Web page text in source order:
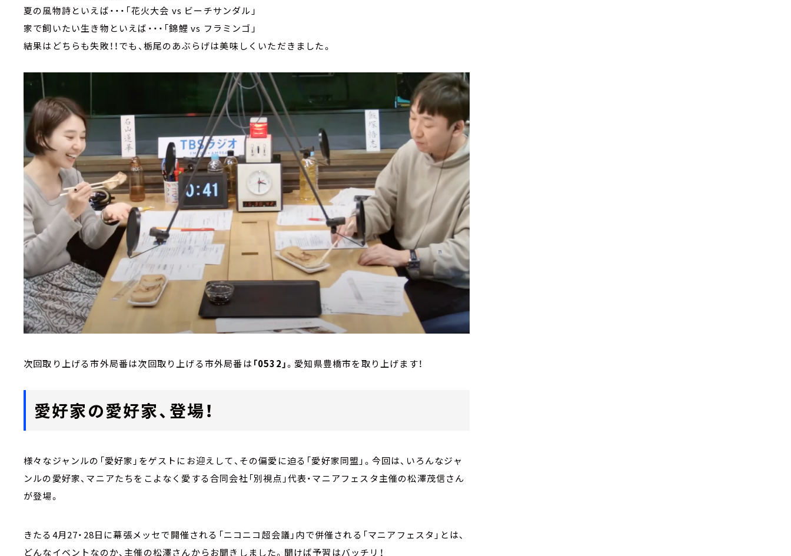
夏の風物詩といえば・・・「花火大会 vs ビーチサンダル」
家で飼いたい生き物といえば・・・「錦鯉 vs フラミンゴ」
結果はどちらも失敗！！でも、栃尾のあぶらげは美味しくいただきました。
次回取り上げる市外局番は次回取り上げる市外局番は 「0532」。愛知県豊橋市を取り上げます！
愛好家の愛好家、登場！
様々なジャンルの「愛好家」をゲストにお迎えして、その偏愛に迫る「愛好家同盟」。今回は、いろんなジャ
ンルの愛好家、マニアたちをこよなく愛する合同会社「別視点」代表・マニアフェスタ主催の松澤茂信さん
が登場。
きたる4月27・28日に幕張メッセで開催される「ニコニコ超会議」内で併催される「マニアフェスタ」とは、
どんなイベントなのか、主催の松澤さんからお聞きしました。聞けば予習はバッチリ！